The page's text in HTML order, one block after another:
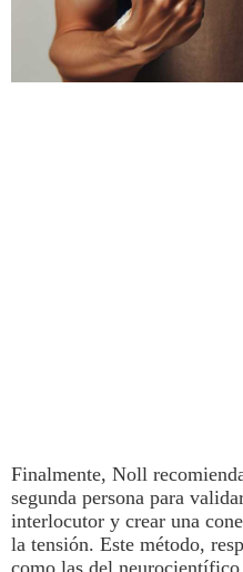
Finalmente, Noll
segunda persona para
interlocutor y crear una
la tensión. Este método,